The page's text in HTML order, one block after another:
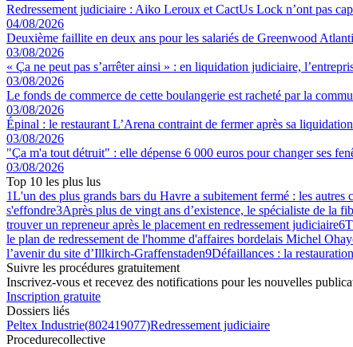
Redressement judiciaire : Aiko Leroux et CactUs Lock n’ont pas
04/08/2026
Deuxième faillite en deux ans pour les salariés de Greenwood
03/08/2026
« Ça ne peut pas s’arrêter ainsi » : en liquidation judiciaire,
03/08/2026
Le fonds de commerce de cette boulangerie est racheté par la
03/08/2026
Épinal : le restaurant L’Arena contraint de fermer après sa
03/08/2026
"Ça m'a tout détruit" : elle dépense 6 000 euros pour changer ses
03/08/2026
Top 10 les plus lus
1L'un des plus grands bars du Havre a subitement fermé : les autres
s'effondre3Après plus de vingt ans d’existence, le spécialiste de la
trouver un repreneur après le placement en redressement judiciaire6
le plan de redressement de l'homme d'affaires bordelais Michel
l’avenir du site d’Illkirch-Graffenstaden9Défaillances : la
Suivre les procédures gratuitement
Inscrivez-vous et recevez des notifications pour les nouvelles
Inscription gratuite
Dossiers liés
Peltex Industrie(802419077)Redressement judiciaire
Procedurecollective